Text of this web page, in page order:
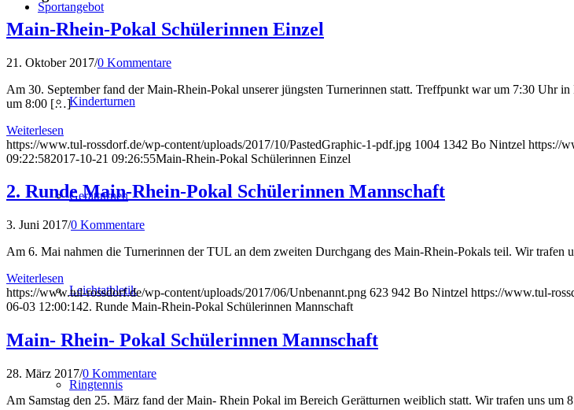
Sportangebot
Kinderturnen
Gerätturnen
Leichtathletik
Ringtennis
Main-Rhein-Pokal Schülerinnen Einzel
21. Oktober 2017/0 Kommentare
Am 30. September fand der Main-Rhein-Pokal unserer jüngsten Turnerinnen statt. Treffpunkt war um 7:30 Uhr
um 8:00 […]
Weiterlesen
https://www.tul-rossdorf.de/wp-content/uploads/2017/10/PastedGraphic-1-pdf.jpg 1004 1342 Bo Nintzel https://
09:22:582017-10-21 09:26:55Main-Rhein-Pokal Schülerinnen Einzel
2. Runde Main-Rhein-Pokal Schülerinnen Mannschaft
3. Juni 2017/0 Kommentare
Am 6. Mai nahmen die Turnerinnen der TUL an dem zweiten Durchgang des Main-Rhein-Pokals teil. Wir
Weiterlesen
https://www.tul-rossdorf.de/wp-content/uploads/2017/06/Unbenannt.png 623 942 Bo Nintzel https://www.tul-
06-03 12:00:142. Runde Main-Rhein-Pokal Schülerinnen Mannschaft
Main- Rhein- Pokal Schülerinnen Mannschaft
28. März 2017/0 Kommentare
Am Samstag den 25. März fand der Main- Rhein Pokal im Bereich Gerätturnen weiblich statt. Wir trafen uns